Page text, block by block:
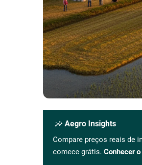
insights Aegro Insights
Compare preços reais de
comece grátis. Conhecer